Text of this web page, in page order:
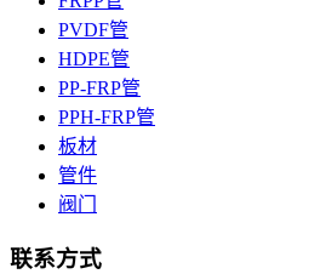
PVDF管
HDPE管
PP-FRP管
PPH-FRP管
板材
管件
阀门
联系方式